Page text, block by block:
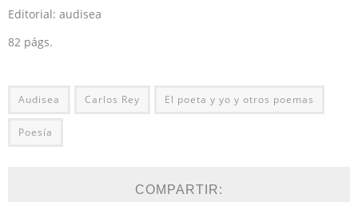
Editorial: audisea
82 págs.
Audisea Carlos Rey El poeta y yo y otros poemas
Poesía
COMPARTIR: